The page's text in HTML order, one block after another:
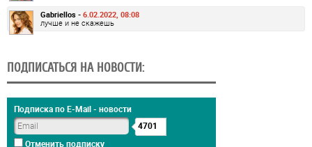
Gabriellos - 6.02.2022, 08:08
лучше и не скажешь
ПОДПИСАТЬСЯ НА НОВОСТИ:
Подписка по E-Mail - новости
4701
Отменить подписку